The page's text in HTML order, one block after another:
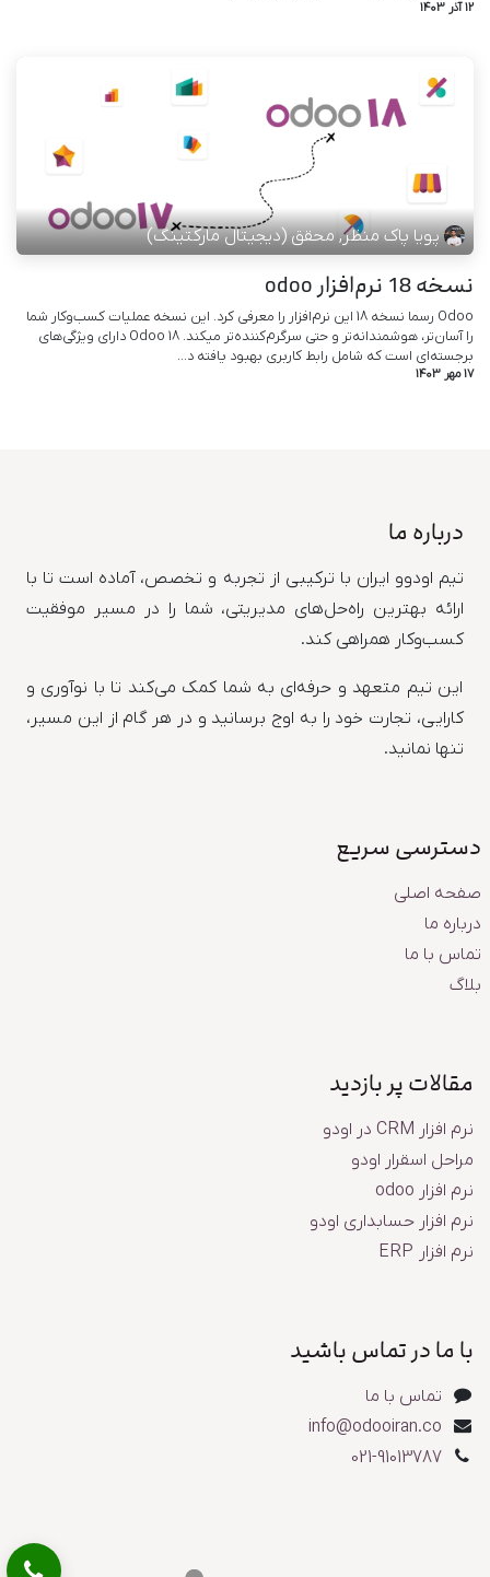
پویا پاک منظر, محقق (دیجیتال مارکتینگ)
نسخه 18 نرم‌افزار odoo
Odoo رسما نسخه 18 این نرم‌افزار را معرفی کرد. این نسخه عملیات کسب‌و‌کار شما
را آسان‌تر، هوشمندانه‌تر و حتی سرگرم‌کننده‌تر میکند. Odoo 18 دارای ویژگی‌های
برجسته‌ای است که شامل رابط کاربری بهبود یافته د...
17 مهر 1403
درباره ما
تیم اودوو ایران با ترکیبی از تجربه و تخصص، آماده است تا با
ارائه بهترین راه‌حل‌های مدیریتی، شما را در مسیر موفقیت
کسب‌وکار همراهی کند.
این تیم متعهد و حرفه‌ای به شما کمک می‌کند تا با نوآوری و
کارایی، تجارت خود را به اوج برسانید و در هر گام از این مسیر،
تنها نمانید.
دسترسی سریع
صفحه اصلی
درباره ما
تماس با ما
بلاگ
مقالات پر بازدید
نرم افزار CRM در اودو
مراحل اسقرار اودو
نرم افزار odoo
نرم افزار حسابداری اودو
نرم افزار ERP
با ما در تماس باشید
تماس با ما
info@odooiran.co
​​​​​​​​02​1​-​9​1​013787